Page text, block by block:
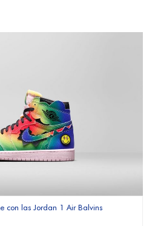
con las Jordan 1 Air Balvins